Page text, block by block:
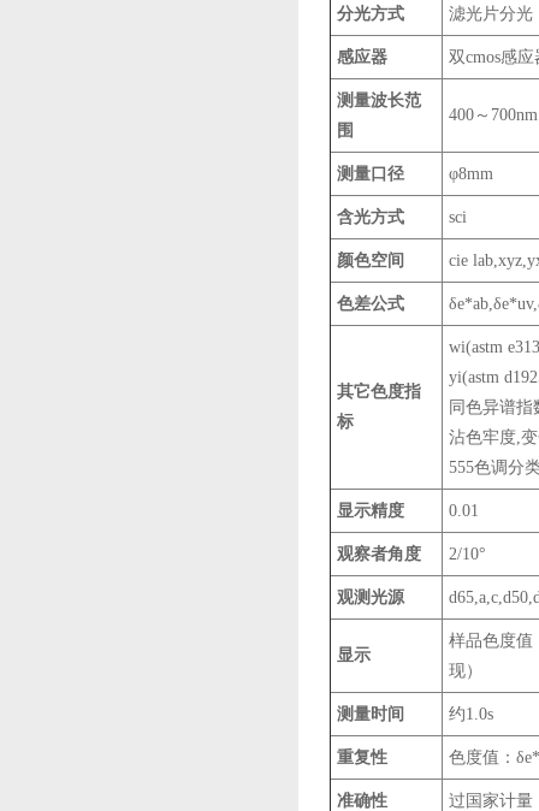
分光方式 滤光片分光
感应器 双cmos感应
测量波长范
围
400～700nm
测量口径 φ8mm
含光方式 sci
颜色空间 cie
色差公式
其它色度指
标
wi(astm
yi(astm
同色异谱指
沾色牢度,
555色调分
显示精度 0.01
观察者角度 2/10°
观测光源
显示
样品色度值
现）
测量时间 约1.0s
重复性 色度值：
准确性 过国家计量